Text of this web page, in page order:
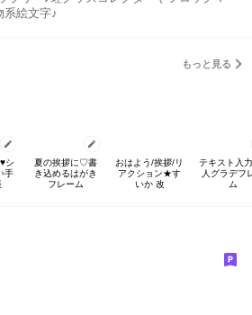
系絵文字♪
もっと見る
シ
手
夏の挨拶に♡書
き込めるはがき
フレーム
おはよう/挨拶/リ
アクション★す
いか 改
テキスト入
人グラデフ
ム